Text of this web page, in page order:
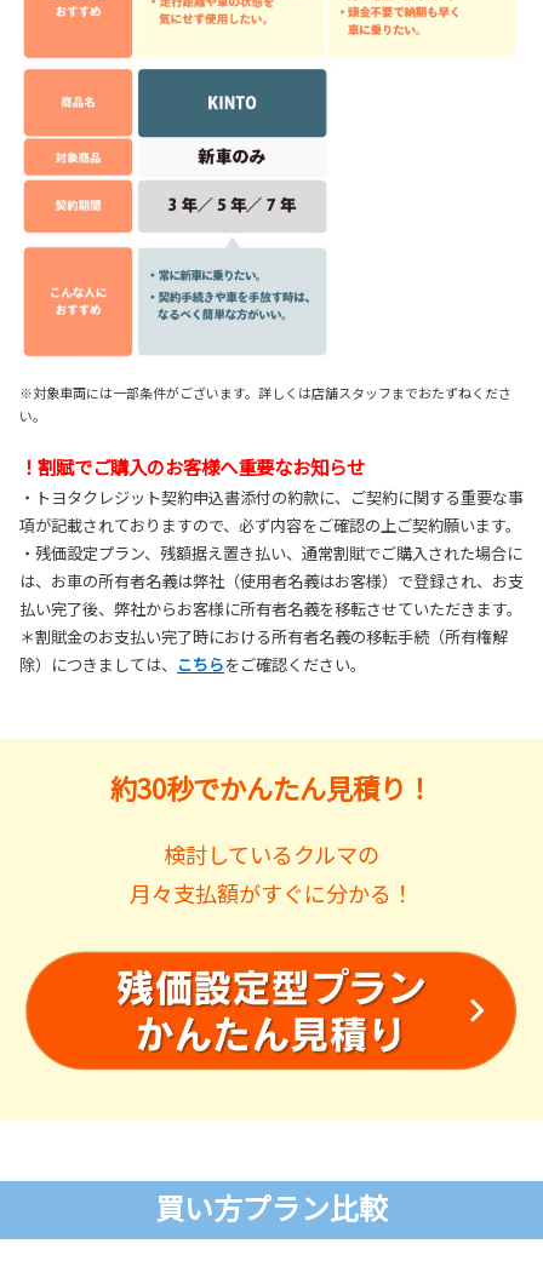
※対象車両には一部条件がございます。詳しくは店舗スタッフまでおたずねくださ
い。
！割賦でご購入のお客様へ重要なお知らせ
・トヨタクレジット契約申込書添付の約款に、ご契約に関する重要な事
項が記載されておりますので、必ず内容をご確認の上ご契約願います。
・残価設定プラン、残額据え置き払い、通常割賦でご購入された場合に
は、お車の所有者名義は弊社（使用者名義はお客様）で登録され、お支
払い完了後、弊社からお客様に所有者名義を移転させていただきます。
＊割賦金のお支払い完了時における所有者名義の移転手続（所有権解
除）につきましては、 こちらをご確認ください。
約30秒でかんたん見積り！
検討しているクルマの
月々支払額がすぐに分かる！
買い方プラン比較